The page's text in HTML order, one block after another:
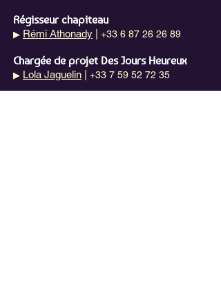
Régisseur chapiteau
▶ Rémi Athonady +33 6 87 26 26 89
Chargée de projet Des Jours Heureux
▶ Lola Jaguelin +33 7 59 52 72 35